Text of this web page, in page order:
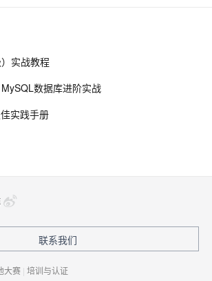
云栖社区”，诚邀技术同仁一同入
恢复
实战教程
数据库进阶实战
实践手册
联系我们
大赛 | 培训与认证